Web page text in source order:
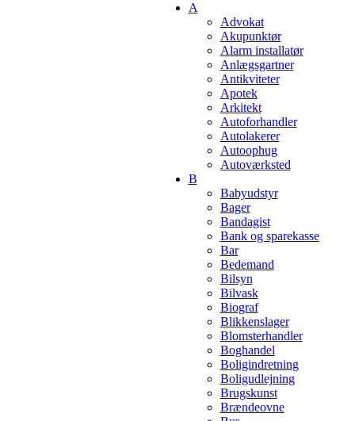
A
Advokat
Akupunktør
Alarm installatør
Anlægsgartner
Antikviteter
Apotek
Arkitekt
Autoforhandler
Autolakerer
Autoophug
Autoværksted
B
Babyudstyr
Bager
Bandagist
Bank og sparekasse
Bar
Bedemand
Bilsyn
Bilvask
Biograf
Blikkenslager
Blomsterhandler
Boghandel
Boligindretning
Boligudlejning
Brugskunst
Brændeovne